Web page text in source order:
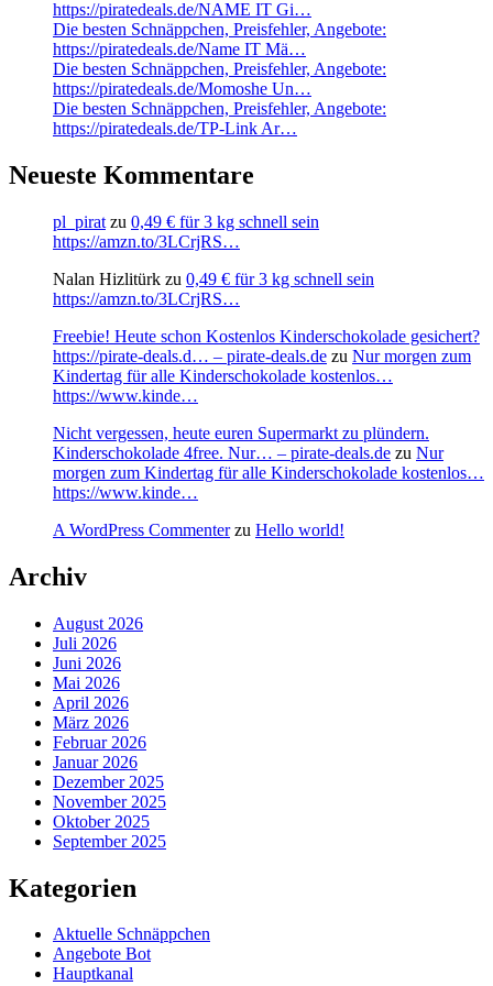
https://piratedeals.de/NAME IT Gi…
Die besten Schnäppchen, Preisfehler, Angebote:
https://piratedeals.de/Name IT Mä…
Die besten Schnäppchen, Preisfehler, Angebote:
https://piratedeals.de/Momoshe Un…
Die besten Schnäppchen, Preisfehler, Angebote:
https://piratedeals.de/TP-Link Ar…
Neueste Kommentare
pl_pirat zu 0,49 € für 3 kg schnell sein
https://amzn.to/3LCrjRS…
Nalan Hizlitürk zu 0,49 € für 3 kg schnell sein
https://amzn.to/3LCrjRS…
Freebie! Heute schon Kostenlos Kinderschokolade gesichert?
https://pirate-deals.d… – pirate-deals.de zu Nur morgen zum
Kindertag für alle Kinderschokolade kostenlos…
https://www.kinde…
Nicht vergessen, heute euren Supermarkt zu plündern.
Kinderschokolade 4free. Nur… – pirate-deals.de zu Nur
morgen zum Kindertag für alle Kinderschokolade kostenlos…
https://www.kinde…
A WordPress Commenterzu Hello world!
Archiv
August 2026
Juli 2026
Juni 2026
Mai 2026
April 2026
März 2026
Februar 2026
Januar 2026
Dezember 2025
November 2025
Oktober 2025
September 2025
Kategorien
Aktuelle Schnäppchen
Angebote Bot
Hauptkanal